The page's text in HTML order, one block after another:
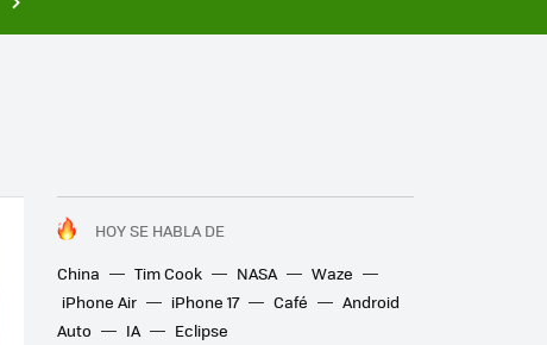
HOY SE HABLA DE
China
Tim Cook NASA
Waze
iPhone Air
iPhone 17 Café
Android
Auto
IA Eclipse